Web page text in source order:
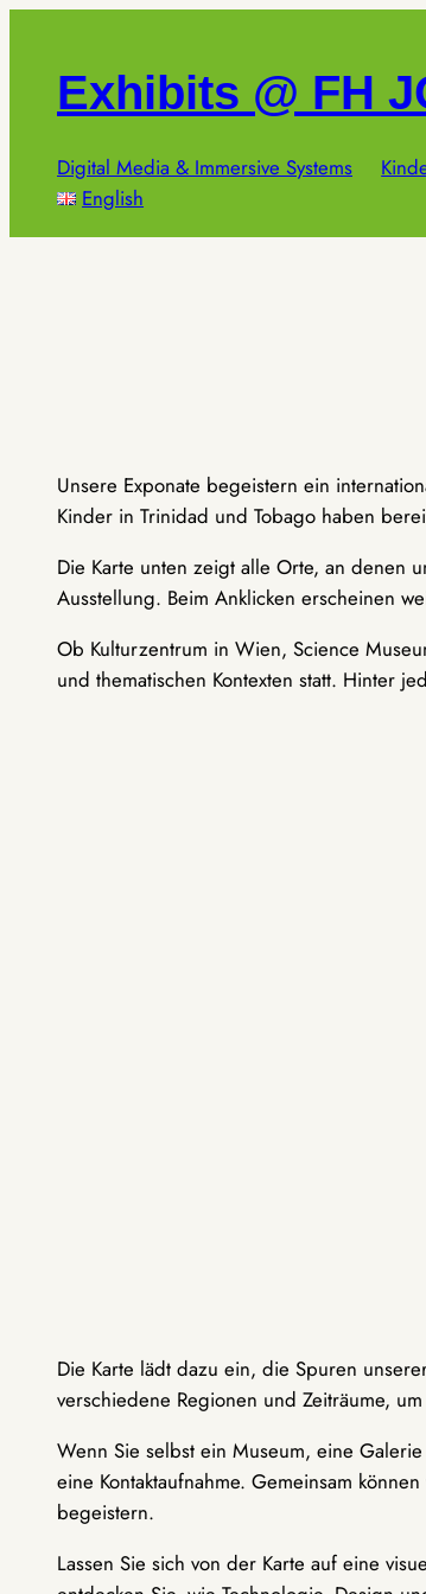
springenExhibits @ FH
Digital Media & Immersive Systems
English
Unsere Exponate begeistern ein
Kinder in Trinidad und Tobago haben
Die Karte unten zeigt alle Orte, an denen
Ausstellung. Beim Anklicken erscheinen
Ob Kulturzentrum in Wien, Science
und thematischen Kontexten statt. Hinter
Die Karte lädt dazu ein, die Spuren
verschiedene Regionen und Zeiträume,
Wenn Sie selbst ein Museum, eine
eine Kontaktaufnahme. Gemeinsam
begeistern.
Lassen Sie sich von der Karte auf eine